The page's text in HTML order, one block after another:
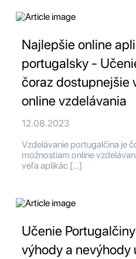
Najlepšie online
portugalsky -
čoraz dostupnejšie
online vzdelávania
12.08.2023
Vzdelávanie portugalčina je
možnostiam online
veľa aplikác […]
Učenie
výhody a nevýhody